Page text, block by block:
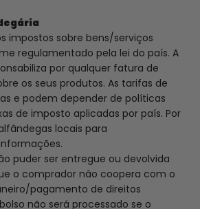
impostos sobre bens/serviços
regulamentado pela lei do país. A
por qualquer fatura de
os seus produtos. As tarifas de
e podem depender de políticas
de imposto aplicadas por país. Por
locais para
puder ser entregue ou devolvida
o comprador não coopera com o
pagamento de direitos
não será processado se o